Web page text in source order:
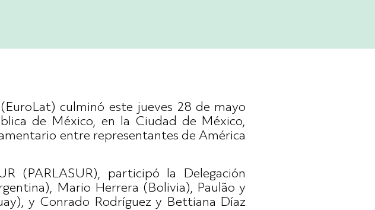
culminó este jueves 28 de mayo
de México, en la Ciudad de México,
entre representantes de América
(PARLASUR), participó la Delegación
Mario Herrera (Bolivia), Paulão y
y Conrado Rodríguez y Bettiana Díaz